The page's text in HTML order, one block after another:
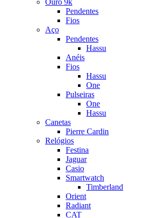
Ouro 9k
Pendentes
Fios
Aço
Pendentes
Hassu
Anéis
Fios
Hassu
One
Pulseiras
One
Hassu
Canetas
Pierre Cardin
Relógios
Festina
Jaguar
Casio
Smartwatch
Timberland
Orient
Radiant
CAT